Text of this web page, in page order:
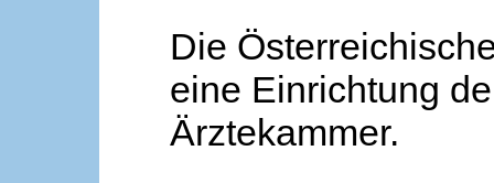
Die
eine Einrichtung
Ärztekammer.